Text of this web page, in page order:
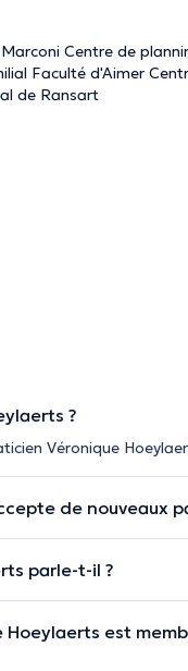
Centre de
Faculté d'Aimer
de Ransart
?
Véronique
de nouveaux
parle-t-il ?
Hoeylaerts est